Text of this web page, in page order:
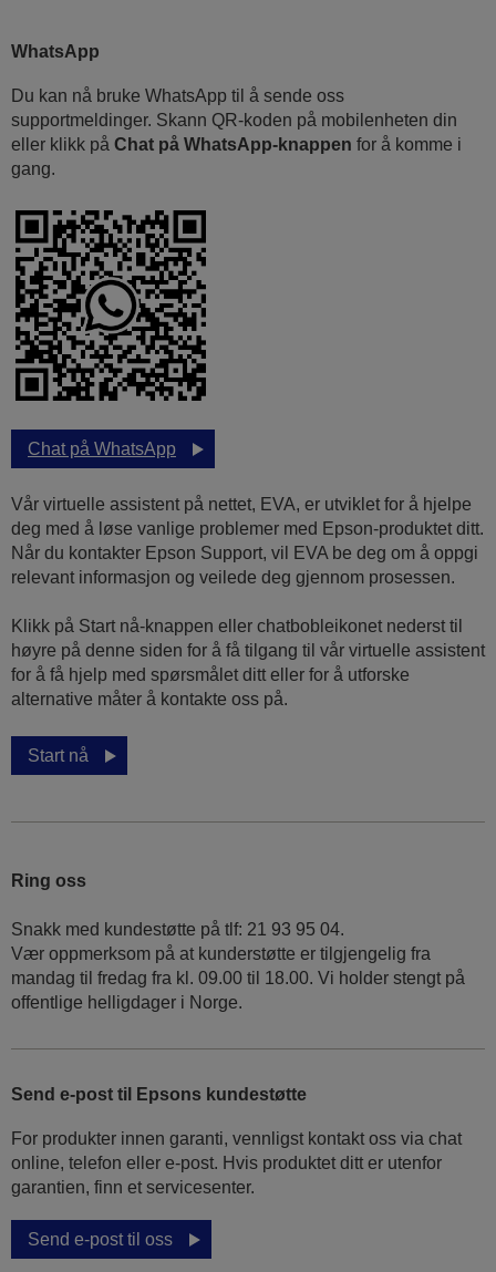
WhatsApp
Du kan nå bruke WhatsApp til å sende oss
supportmeldinger. Skann QR-koden på mobilenheten din
eller klikk på Chat på WhatsApp-knappen for å komme i
gang.
Chat på WhatsApp
Vår virtuelle assistent på nettet, EVA, er utviklet for å hjelpe
deg med å løse vanlige problemer med Epson-produktet ditt.
Når du kontakter Epson Support, vil EVA be deg om å oppgi
relevant informasjon og veilede deg gjennom prosessen.
Klikk på Start nå-knappen eller chatbobleikonet nederst til
høyre på denne siden for å få tilgang til vår virtuelle assistent
for å få hjelp med spørsmålet ditt eller for å utforske
alternative måter å kontakte oss på.
Start nå
Ring oss
Snakk med kundestøtte på tlf: 21 93 95 04.
Vær oppmerksom på at kunderstøtte er tilgjengelig fra
mandag til fredag fra kl. 09.00 til 18.00. Vi holder stengt på
offentlige helligdager i Norge.
Send e-post til Epsons kundestøtte
For produkter innen garanti, vennligst kontakt oss via chat
online, telefon eller e-post. Hvis produktet ditt er utenfor
garantien, finn et servicesenter.
Send e-post til oss